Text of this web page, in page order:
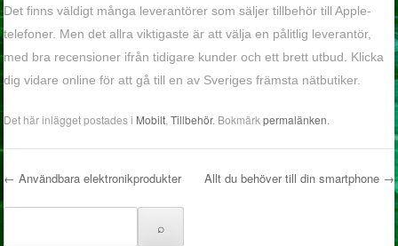
Det finns väldigt många leverantörer som säljer tillbehör till Apple-
telefoner. Men det allra viktigaste är att välja en pålitlig leverantör,
med bra recensioner ifrån tidigare kunder och ett brett utbud. Klicka
dig vidare online för att gå till en av Sveriges främsta nätbutiker.
Det här inlägget postades i Mobilt ,Tillbehör. Bokmärkpermalänken
Inläggsnavigering
← Användbara elektronikprodukter Allt du behöver till din smartphone →